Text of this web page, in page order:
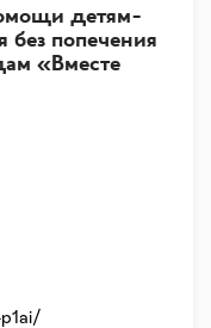
детям-
без попечения
«Вместе